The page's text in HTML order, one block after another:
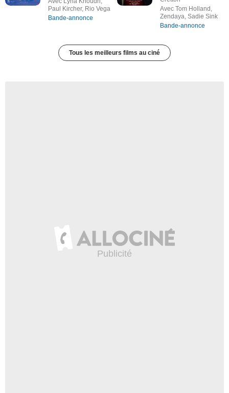
Paul Kircher, Rio Vega
Bande-annonce
Avec Tom Holland,
Zendaya, Sadie Sink
Bande-annonce
Tous les meilleurs films au ciné